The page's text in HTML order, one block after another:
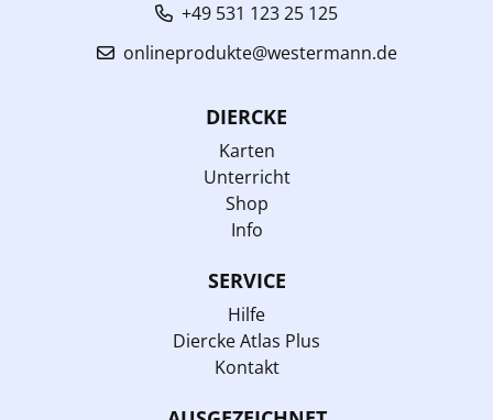
+49 531 123 25 125
onlineprodukte@westermann.de
DIERCKE
Karten
Unterricht
Shop
Info
SERVICE
Hilfe
Diercke Atlas Plus
Kontakt